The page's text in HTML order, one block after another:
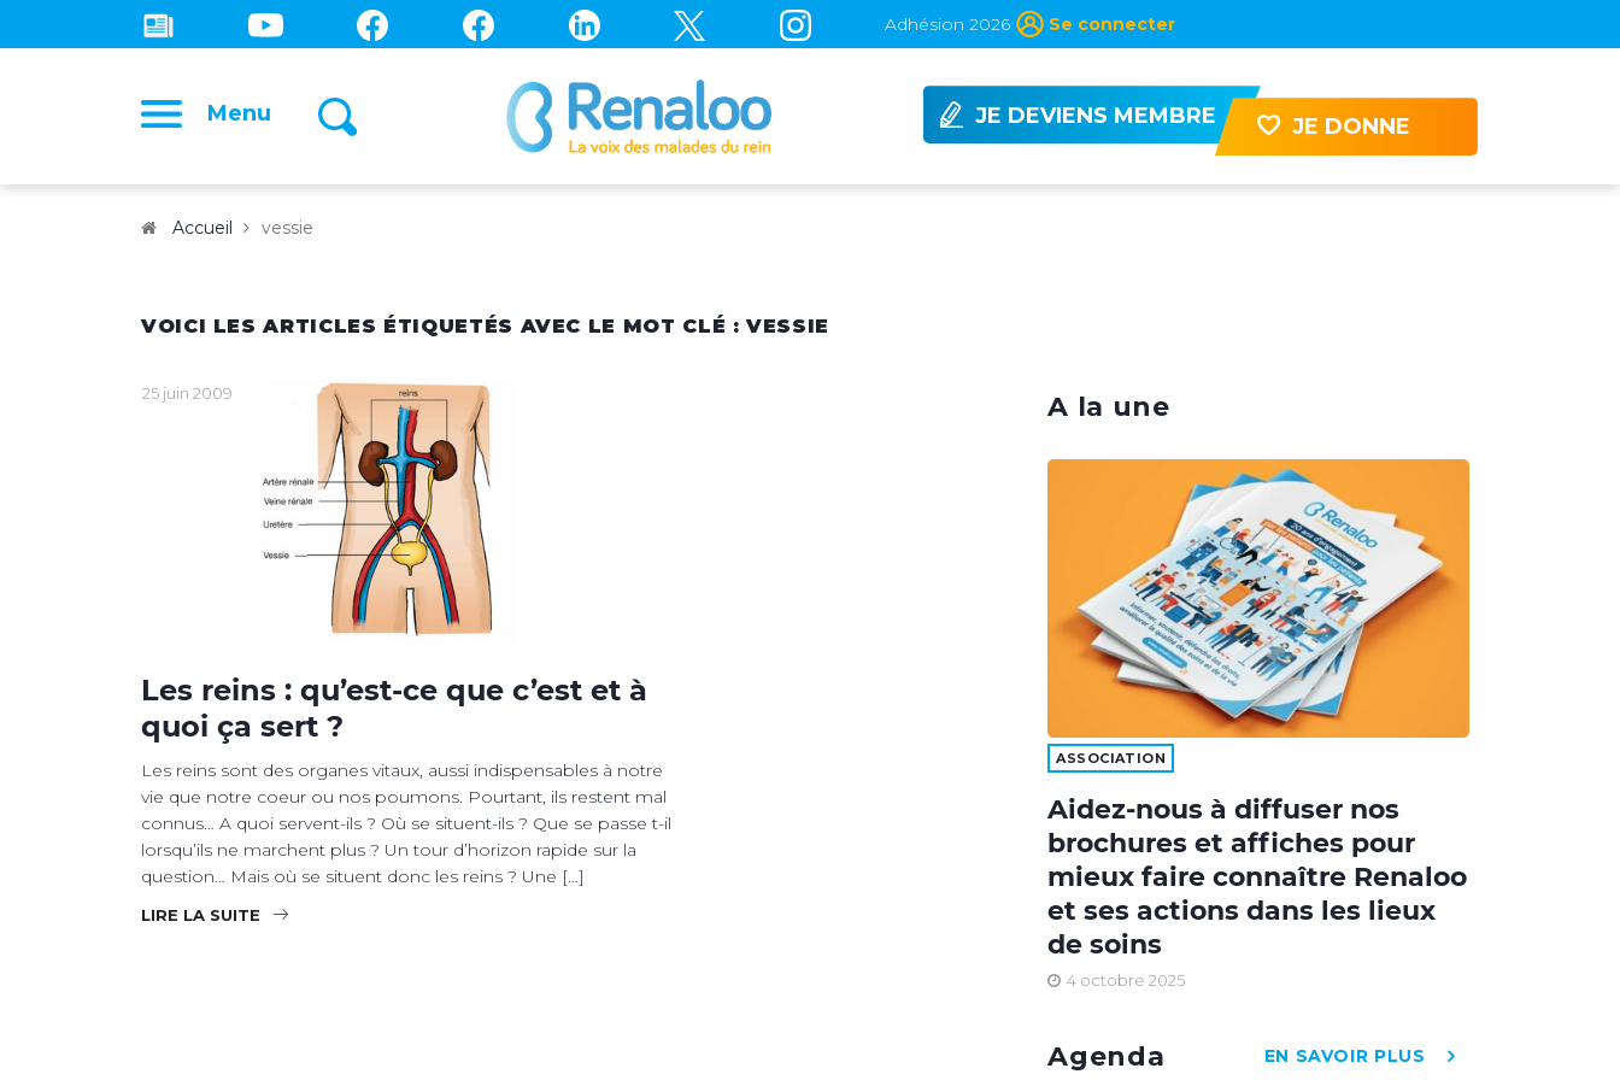
Adhésion 2026 Se connecter
Menu JE DEVIENS MEMBRE JE DONNE
Accueil vessie
VOICI LES ARTICLES ÉTIQUETÉS AVEC LE MOT CLÉ : VESSIE
25 juin 2009
Les reins : qu’est-ce que c’est et à
quoi ça sert ?
Les reins sont des organes vitaux, aussi indispensables à notre
vie que notre coeur ou nos poumons. Pourtant, ils restent mal
connus… A quoi servent-ils ? Où se situent-ils ? Que se passe t-il
lorsqu’ils ne marchent plus ? Un tour d’horizon rapide sur la
question… Mais où se situent donc les reins ? Une […]
LIRE LA SUITE
A la une
ASSOCIATION
Aidez-nous à diffuser nos
brochures et affiches pour
mieux faire connaître Renaloo
et ses actions dans les lieux
de soins
4 octobre 2025
Agenda EN SAVOIR PLUS